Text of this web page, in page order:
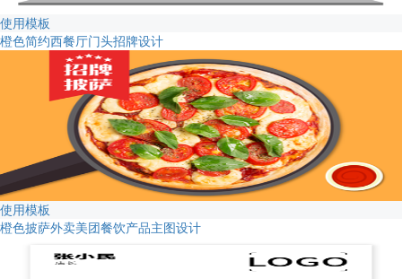
使用模板
橙色简约西餐厅门头招牌设计
使用模板
橙色披萨外卖美团餐饮产品主图设计